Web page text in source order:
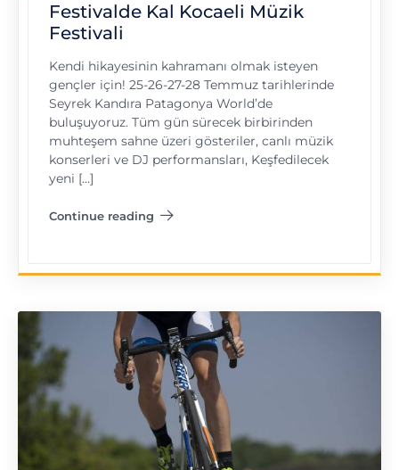
Festivalde Kal Kocaeli Müzik
Festivali
Kendi hikayesinin kahramanı olmak isteyen
gençler için! 25-26-27-28 Temmuz tarihlerinde
Seyrek Kandıra Patagonya World’de
buluşuyoruz. Tüm gün sürecek birbirinden
muhteşem sahne üzeri gösteriler, canlı müzik
konserleri ve DJ performansları, Keşfedilecek
yeni […]
Continue reading
"Festivalde Kal Kocaeli Müzik Festivali"